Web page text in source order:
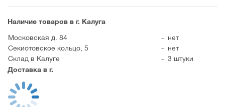
Наличие товаров в г. Калуга
Московская д. 84
- нет
Секиотовское кольцо, 5
- нет
Склад в Калуге
- 3 штуки
Доставка в г.